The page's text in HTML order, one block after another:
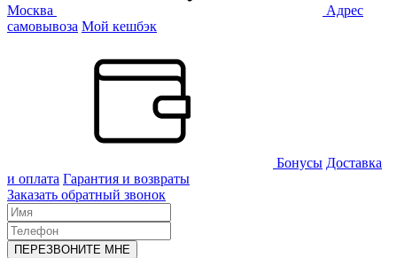
Москва
Адрес
самовывоза Мой кешбэк
Бонусы Доставка
и оплата Гарантия и возвраты
Заказать обратный звонок
ПЕРЕЗВОНИТЕ МНЕ